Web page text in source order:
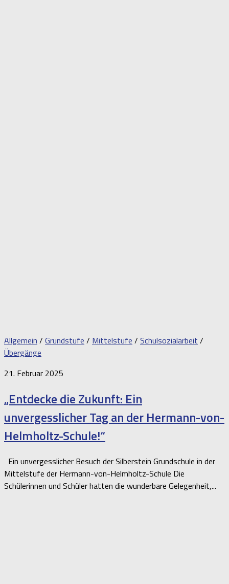
Allgemein / Grundstufe / Mittelstufe / Schulsozialarbeit /
Übergänge
21. Februar 2025
„Entdecke die Zukunft: Ein
unvergesslicher Tag an der Hermann-von-
Helmholtz-Schule!“
Ein unvergesslicher Besuch der Silberstein Grundschule in der
Mittelstufe der Hermann-von-Helmholtz-Schule Die
Schülerinnen und Schüler hatten die wunderbare Gelegenheit,...